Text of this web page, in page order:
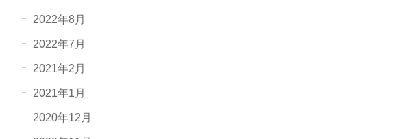
2022年8月
2022年7月
2021年2月
2021年1月
2020年12月